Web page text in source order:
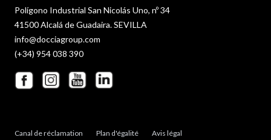
Polígono Industrial San Nicolás Uno, nº 34
41500 Alcalá de Guadaira. SEVILLA
info@docciagroup.com
(+34) 954 038 390
Canal de réclamation Plan d'égalité
Avis légal